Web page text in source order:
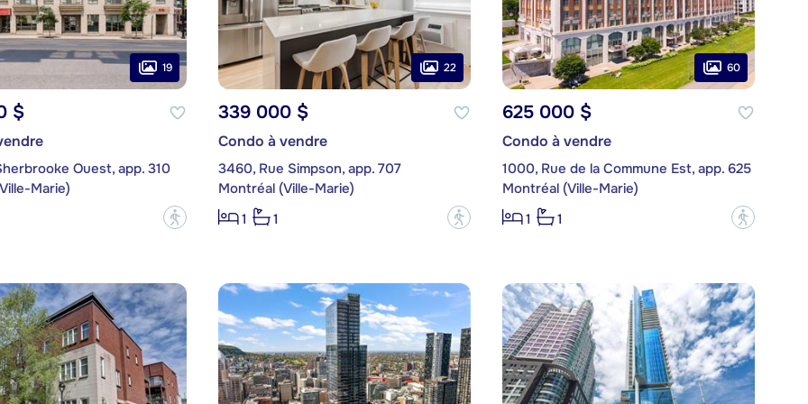
19
$
Ouest, app. 310
Marie)
?
22
339 000 $
Condo à vendre
3460, Rue Simpson, app. 707
Montréal (Ville-Marie)
1
1 ?
60
625 000 $
Condo à vendre
1000, Rue de la Commune Est, app. 625
Montréal (Ville-Marie)
1
1 ?